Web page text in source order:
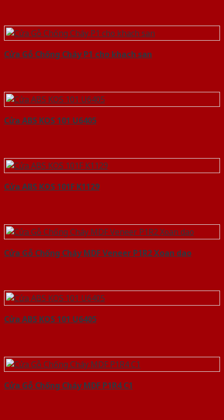
Cửa Gỗ Chống Cháy P1 cho khach san
Cửa ABS KOS 101 U6405
Cửa ABS KOS 101F K1129
Cửa Gỗ Chống Cháy MDF Veneer P1R2 Xoan dao
Cửa ABS KOS 101 U6405
Cửa Gỗ Chống Cháy MDF P1R4 C1